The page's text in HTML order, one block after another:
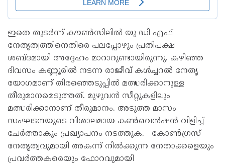
ഇതെ തുടർന്ന് കൗൺസിലിൽ യു ഡി എഫ്
നേതൃത്വത്തിനെതിരെ പലപ്പോഴും പ്രതിപക്ഷ
ശബ്ദമായി അദ്ദേഹം മാറാറുണ്ടായിരുന്നു. കഴിഞ്ഞ
ദിവസം കണ്ണൂരിൽ നടന്ന രാജീവ് കൾച്ചറൽ നേതൃ
യോഗമാണ് തിരഞ്ഞെടുപ്പിൽ മത്സരിക്കാനുള്ള
തീരുമാനമെടുത്തത്. മുഴുവൻ സീറ്റുകളിലും
മത്സരിക്കാനാണ് തീരുമാനം. അടുത്ത മാസം
സംഘടനയുടെ വിശാലമായ കൺവെൻഷൻ വിളിച്ച്
ചേർത്താകും പ്രഖ്യാപനം നടത്തുക. കോൺഗ്രസ്
നേതൃത്വവുമായി അകന്ന് നിൽക്കുന്ന നേതാക്കളെയും
പ്രവർത്തകരെയും ഫോറവുമായി